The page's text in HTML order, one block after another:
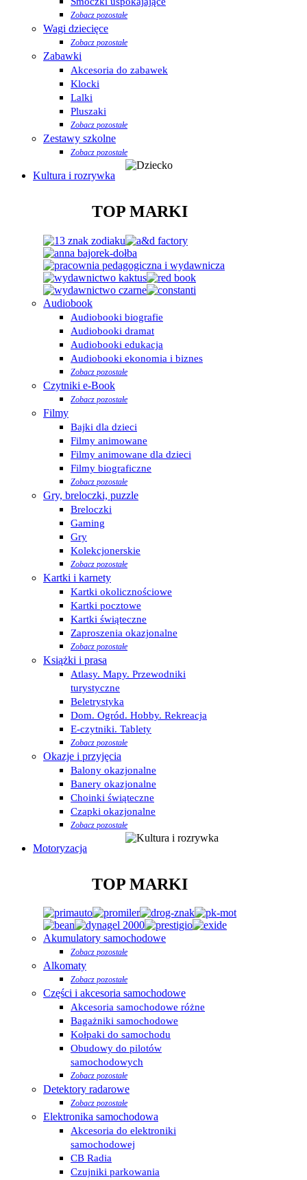
Zobacz pozostałe
Wagi dziecięce
Zobacz pozostałe
Zabawki
Akcesoria do zabawek
Klocki
Lalki
Pluszaki
Zobacz pozostałe
Zestawy szkolne
Zobacz pozostałe
Kultura i rozrywka
TOP MARKI
Audiobook
Audiobooki biografie
Audiobooki dramat
Audiobooki edukacja
Audiobooki ekonomia i biznes
Zobacz pozostałe
Czytniki e-Book
Zobacz pozostałe
Filmy
Bajki dla dzieci
Filmy animowane
Filmy animowane dla dzieci
Filmy biograficzne
Zobacz pozostałe
Gry, breloczki, puzzle
Breloczki
Gaming
Gry
Kolekcjonerskie
Zobacz pozostałe
Kartki i karnety
Kartki okolicznościowe
Kartki pocztowe
Kartki świąteczne
Zaproszenia okazjonalne
Zobacz pozostałe
Książki i prasa
Atlasy. Mapy. Przewodniki
turystyczne
Beletrystyka
Dom. Ogród. Hobby. Rekreacja
E-czytniki. Tablety
Zobacz pozostałe
Okazje i przyjęcia
Balony okazjonalne
Banery okazjonalne
Choinki świąteczne
Czapki okazjonalne
Zobacz pozostałe
Motoryzacja
TOP MARKI
Akumulatory samochodowe
Zobacz pozostałe
Alkomaty
Zobacz pozostałe
Części i akcesoria samochodowe
Akcesoria samochodowe różne
Bagażniki samochodowe
Kołpaki do samochodu
Obudowy do pilotów
samochodowych
Zobacz pozostałe
Detektory radarowe
Zobacz pozostałe
Elektronika samochodowa
Akcesoria do elektroniki
samochodowej
CB Radia
Czujniki parkowania